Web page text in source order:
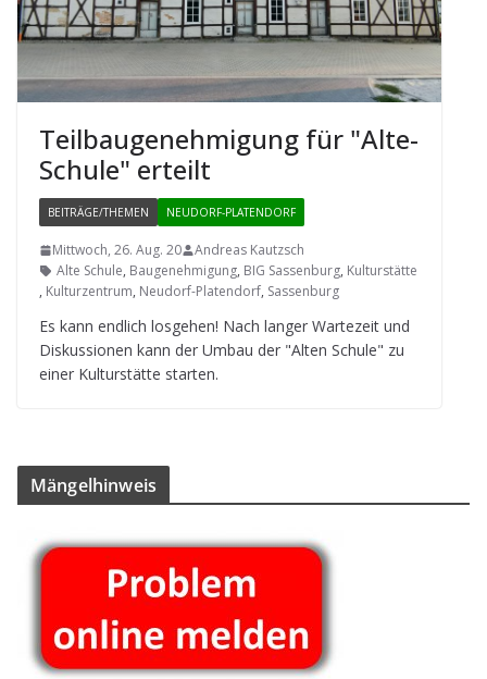
Teil­bau­ge­neh­mi­gung für "Alte-
Schule" erteilt
BEITRÄGE/THEMEN NEUDORF-PLATENDORF
Mittwoch, 26. Aug. 20
Andreas Kautzsch
Alte Schule, Baugenehmigung, BIG Sassenburg, Kulturstätte
, Kulturzentrum, Neudorf-Platendorf, Sassenburg
Es kann end­lich los­ge­hen! Nach lan­ger War­te­zeit und
Dis­kus­sio­nen kann der Umbau der "Alten Schule" zu
einer Kul­tur­stätte starten.
Män­gel­hin­weis